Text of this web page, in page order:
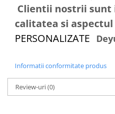
Clientii nostrii sunt
calitatea si aspectul
PERSONALIZATE
Informatii conformitate produs
Review-uri(0)